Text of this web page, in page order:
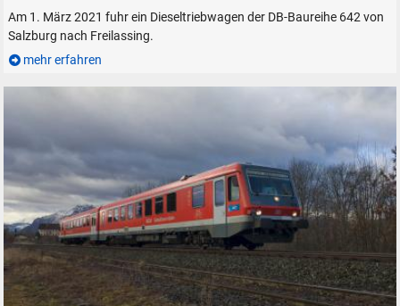
Am 1. März 2021 fuhr ein Dieseltriebwagen der DB-Baureihe 642 von
Salzburg nach Freilassing.
mehr erfahren
SUCHEN
Durchsuchen
alles
Suche ...
suchen Abbrechen